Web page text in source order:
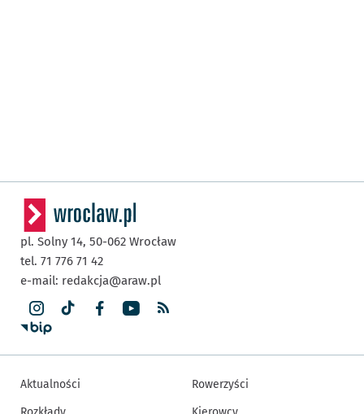
pl. Solny 14, 50-062 Wrocław
tel. 71 776 71 42
e-mail: redakcja@araw.pl
Aktualności
Rowerzyści